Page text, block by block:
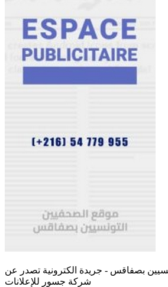
بصفاقس - جريدة الكترونية تصدر عن
شركة جسور للإعلانات